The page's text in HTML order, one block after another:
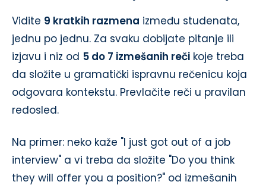
Vidite 9 kratkih razmena između studenata,
jednu po jednu. Za svaku dobijate pitanje ili
izjavu i niz od 5 do 7 izmešanih reči koje treba
da složite u gramatički ispravnu rečenicu koja
odgovara kontekstu. Prevlačite reči u pravilan
redosled.
Na primer: neko kaže "I just got out of a job
interview" a vi treba da složite "Do you think
they will offer you a position?" od izmešanih